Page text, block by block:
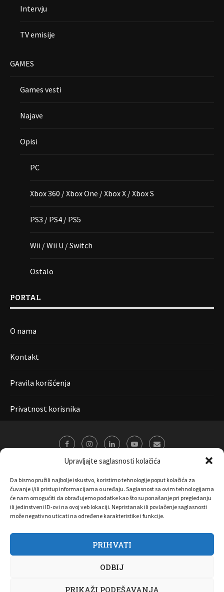
Upravljajte saglasnosti kolačića
Da bismo pružili najbolje iskustvo, koristimo tehnologije poput kolačića za
čuvanje i/ili pristup informacijama o uređaju. Saglasnost sa ovim tehnologijama
će nam omogućiti da obrađujemo podatke kao što su ponašanje pri pregledanju
ili jedinstveni ID-ovi na ovoj veb lokaciji. Nepristanak ili povlačenje saglasnosti
može negativno uticati na određene karakteristike i funkcije.
PRIHVATI
ODBIJ
PRIKAŽI PODEŠAVANJA
Intervju
TV emisije
GAMES
Games vesti
Najave
Opisi
PC
Xbox 360 / Xbox One / Xbox X / Xbox S
PS3 / PS4 / PS5
Wii / Wii U / Switch
Ostalo
PORTAL
O nama
Kontakt
Pravila korišćenja
Privatnost korisnika
O nama Marketing Kontakt FAQ
Privatnost korisnika
Pravila korišćenja